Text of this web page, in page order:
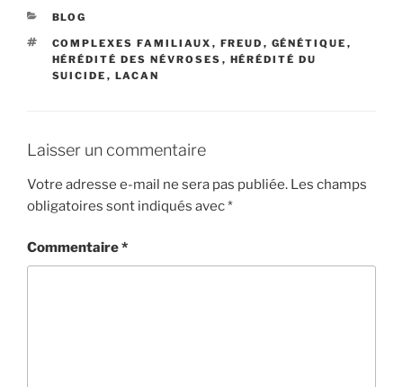
CATÉGORIES
BLOG
ÉTIQUETTES
COMPLEXES FAMILIAUX , FREUD , GÉNÉTIQUE ,
HÉRÉDITÉ DES NÉVROSES , HÉRÉDITÉ DU
SUICIDE , LACAN
Laisser un commentaire
Votre adresse e-mail ne sera pas publiée. Les champs
obligatoires sont indiqués avec*
Commentaire*